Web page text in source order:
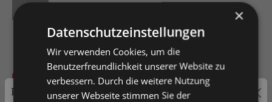
In den Warenkorb
Preisauszeichnung
×
Datenschutzeinstellungen
Wir verwenden Cookies, um die
Benutzerfreundlichkeit unserer Website zu
verbessern. Durch die weitere Nutzung
unserer Webseite stimmen Sie der